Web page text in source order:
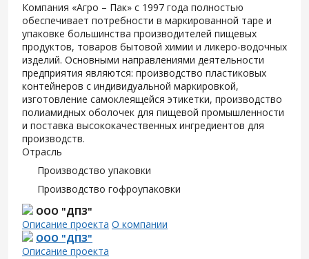
Компания «Агро – Пак» с 1997 года полностью
обеспечивает потребности в маркированной таре и
упаковке большинства производителей пищевых
продуктов, товаров бытовой химии и ликеро-водочных
изделий. Основными направлениями деятельности
предприятия являются: производство пластиковых
контейнеров с индивидуальной маркировкой,
изготовление самоклеящейся этикетки, производство
полиамидных оболочек для пищевой промышленности
и поставка высококачественных ингредиентов для
производств.
Отрасль
Производство упаковки
Производство гофроупаковки
ООО "ДПЗ"
Описание проекта О компании
ООО "ДПЗ"
Описание проекта